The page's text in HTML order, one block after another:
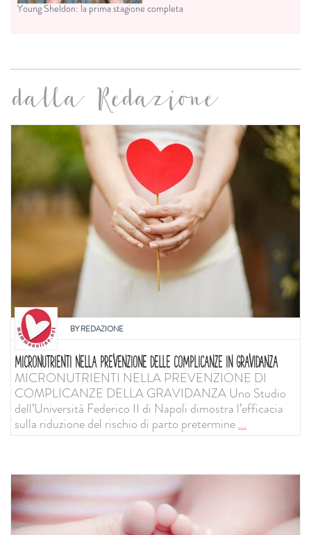
Young Sheldon: la prima stagione completa
dalla Redazione
BYREDAZIONE
MICRONUTRIENTI NELLA PREVENZIONE DELLE COMPLICANZE IN GRAVIDANZA
MICRONUTRIENTI NELLA PREVENZIONE DI
COMPLICANZE DELLA GRAVIDANZA Uno Studio
dell’Università Federico II di Napoli dimostra l’efficacia
sulla riduzione del rischio di parto pretermine...